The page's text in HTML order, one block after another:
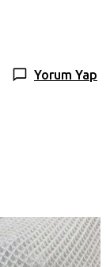
Yorum Yap